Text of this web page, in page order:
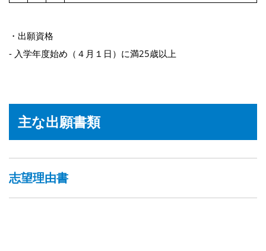
・出願資格
- 入学年度始め（４月１日）に満25歳以上
主な出願書類
志望理由書